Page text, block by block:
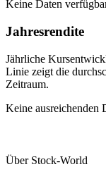
Keine Daten
Jahresrendite
Jährliche
Linie zeigt die
Zeitraum.
Keine ausreichenden
Über Stock-World